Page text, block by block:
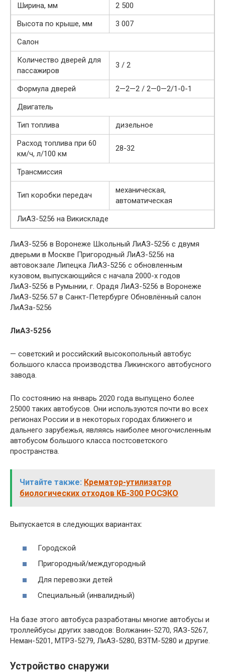
Ширина, мм
2 500
Высота по крыше, мм
3 007
Салон
Количество дверей для
пассажиров
3 / 2
Формула дверей
2—2—2 / 2—0—2/1-0-1
Двигатель
Тип топлива
дизельное
Расход топлива при 60
км/ч, л/100 км
28-32
Трансмиссия
Тип коробки передач
механическая,
автоматическая
ЛиАЗ-5256 на Викискладе
ЛиАЗ-5256 в Воронеже Школьный ЛиАЗ-5256 с двумя
дверьми в Москве Пригородный ЛиАЗ-5256 на
автовокзале Липецка ЛиАЗ-5256 с обновленным
кузовом, выпускающийся с начала 2000-х годов
ЛиАЗ-5256 в Румынии, г. Орадя ЛиАЗ-5256 в Воронеже
ЛиАЗ-5256.57 в Санкт-Петербурге Обновлённый салон
ЛиАЗа-5256
ЛиАЗ-5256
— советский и российский высокопольный автобус
большого класса производства Ликинского автобусного
завода.
По состоянию на январь 2020 года выпущено более
25000 таких автобусов. Они используются почти во всех
регионах России и в некоторых городах ближнего и
дальнего зарубежья, являясь наиболее многочисленным
автобусом большого класса постсоветского
пространства.
Читайте также: Крематор-утилизатор
биологических отходов КБ-300 РОСЭКО
Выпускается в следующих вариантах:
Городской
Пригородный/междугородный
Для перевозки детей
Специальный (инвалидный)
На базе этого автобуса разработаны многие автобусы и
троллейбусы других заводов: Волжанин-5270, ЯАЗ-5267,
Неман-5201, МТРЗ-5279, ЛиАЗ-5280, ВЗТМ-5280 и другие.
Устройство снаружи